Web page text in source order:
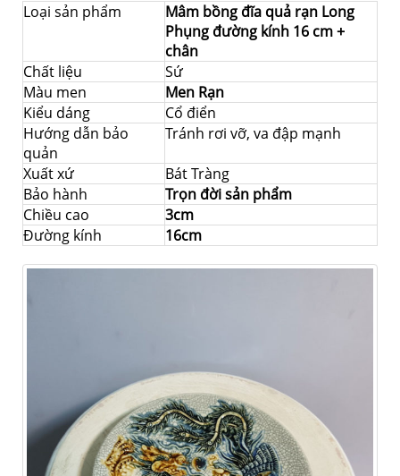
Loại sản phẩm
Mâm bồng đĩa quả rạn Long
Phụng đường kính 16 cm +
chân
Chất liệu
Sứ
Màu men
Men Rạn
Kiểu dáng
Cổ điển
Hướng dẫn bảo
quản
Tránh rơi vỡ, va đập mạnh
Xuất xứ
Bát Tràng
Bảo hành
Trọn đời sản phẩm
Chiều cao
3cm
Đường kính
16cm